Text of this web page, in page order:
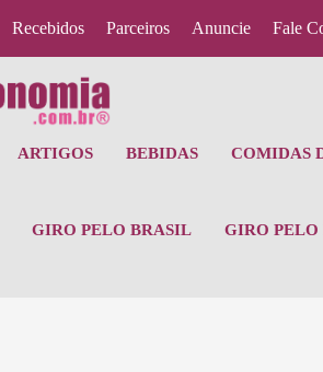
Recebidos Parceiros Anuncie Fale
ARTIGOS BEBIDAS COMIDAS
GIRO PELO BRASIL GIRO PELO